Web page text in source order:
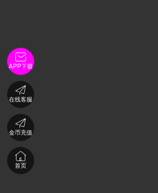

APP下载

在线客服

金币充值

首页